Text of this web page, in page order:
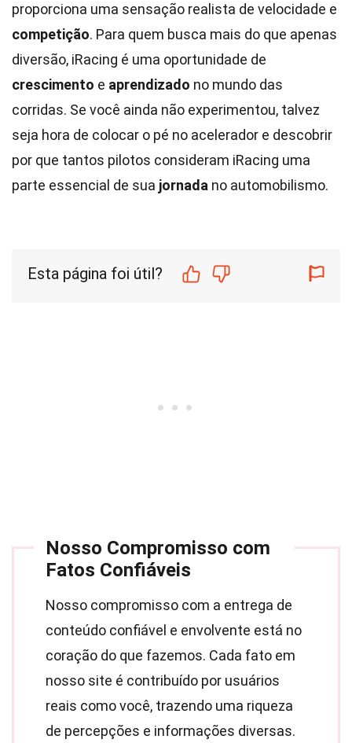
proporciona uma sensação realista de velocidade e
competição. Para quem busca mais do que apenas
diversão, iRacing é uma oportunidade de
crescimento e aprendizado no mundo das
corridas. Se você ainda não experimentou, talvez
seja hora de colocar o pé no acelerador e descobrir
por que tantos pilotos consideram iRacing uma
parte essencial de sua jornada no automobilismo.
Esta página foi útil?
Nosso Compromisso com
Fatos Confiáveis
Nosso compromisso com a entrega de
conteúdo confiável e envolvente está no
coração do que fazemos. Cada fato em
nosso site é contribuído por usuários
reais como você, trazendo uma riqueza
de percepções e informações diversas.